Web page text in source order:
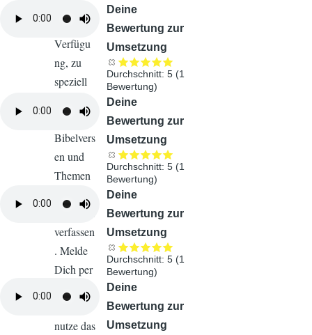
Deine
Bewertung zur
Umsetzung
Durchschnitt:5 (1
Bewertung)
Deine
Bewertung zur
Umsetzung
Durchschnitt:5 (1
Bewertung)
Deine
Bewertung zur
Umsetzung
Durchschnitt:5 (1
Bewertung)
Deine
Bewertung zur
Umsetzung
zur
Verfügu
ng, zu
speziell
hten
Bibelvers
en und
Themen
Songs zu
verfassen
. Melde
Dich per
E-Mail
nutze das